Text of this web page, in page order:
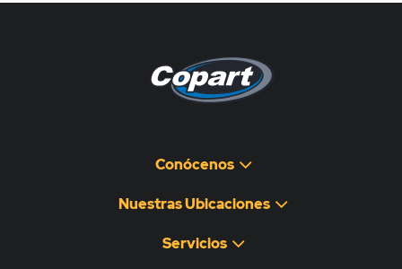
Conócenos
Nuestras Ubicaciones
Servicios